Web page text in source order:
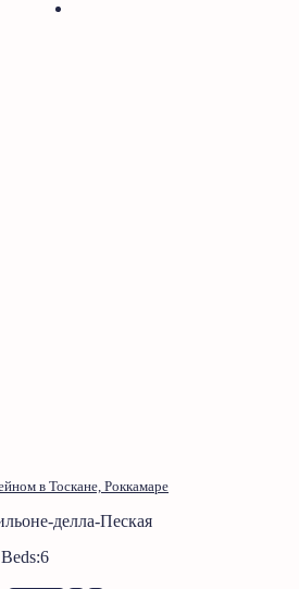
в Тоскане, Роккамаре
делла-Пеская
Beds:6